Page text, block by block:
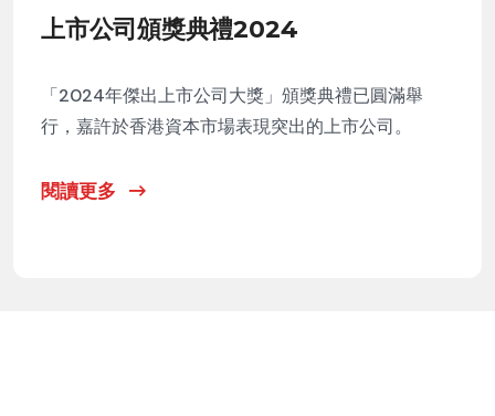
上市公司頒獎典禮2024
「2024年傑出上市公司大獎」頒獎典禮已圓滿舉
行，嘉許於香港資本市場表現突出的上市公司。
閱讀更多